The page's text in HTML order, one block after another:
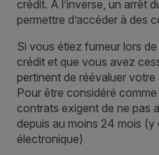
crédit. À l’inverse, un arrêt
permettre d’accéder à des
Si vous étiez fumeur lors
crédit et que vous avez
pertinent de réévaluer
Pour être considéré
contrats exigent de ne pas
depuis au moins 24 mois (y
électronique)